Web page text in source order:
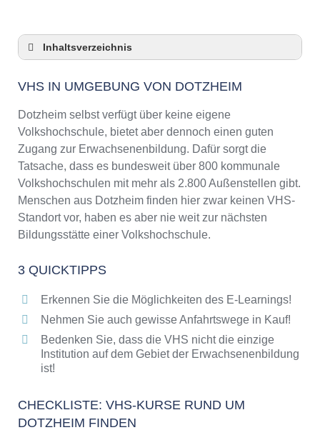
Inhaltsverzeichnis
3 Quicktipps
Checkliste: VHS-Kurse rund um Dotzheim
Keine VHS in Dotzheim
Online-Kurse: Pro und Contra
Online-Kurse als alternative Angebote zu
VHS-Kursen
Die VHS als Inbegriff der Erwachsenenbildung
Das bundesweite Netzwerk der
Abendschulen rund um Dotzheim
Bildungsangebote der VHS
VHS IN UMGEBUNG VON DOTZHEIM
Dotzheim selbst verfügt über keine eigene
Volkshochschule, bietet aber dennoch einen guten
Zugang zur Erwachsenenbildung. Dafür sorgt die
Tatsache, dass es bundesweit über 800 kommunale
Volkshochschulen mit mehr als 2.800 Außenstellen gibt.
Menschen aus Dotzheim finden hier zwar keinen VHS-
Standort vor, haben es aber nie weit zur nächsten
Bildungsstätte einer Volkshochschule.
3 QUICKTIPPS
Erkennen Sie die Möglichkeiten des E-Learnings!
Nehmen Sie auch gewisse Anfahrtswege in Kauf!
Bedenken Sie, dass die VHS nicht die einzige
Institution auf dem Gebiet der Erwachsenenbildung
ist!
CHECKLISTE: VHS-KURSE RUND UM
DOTZHEIM FINDEN